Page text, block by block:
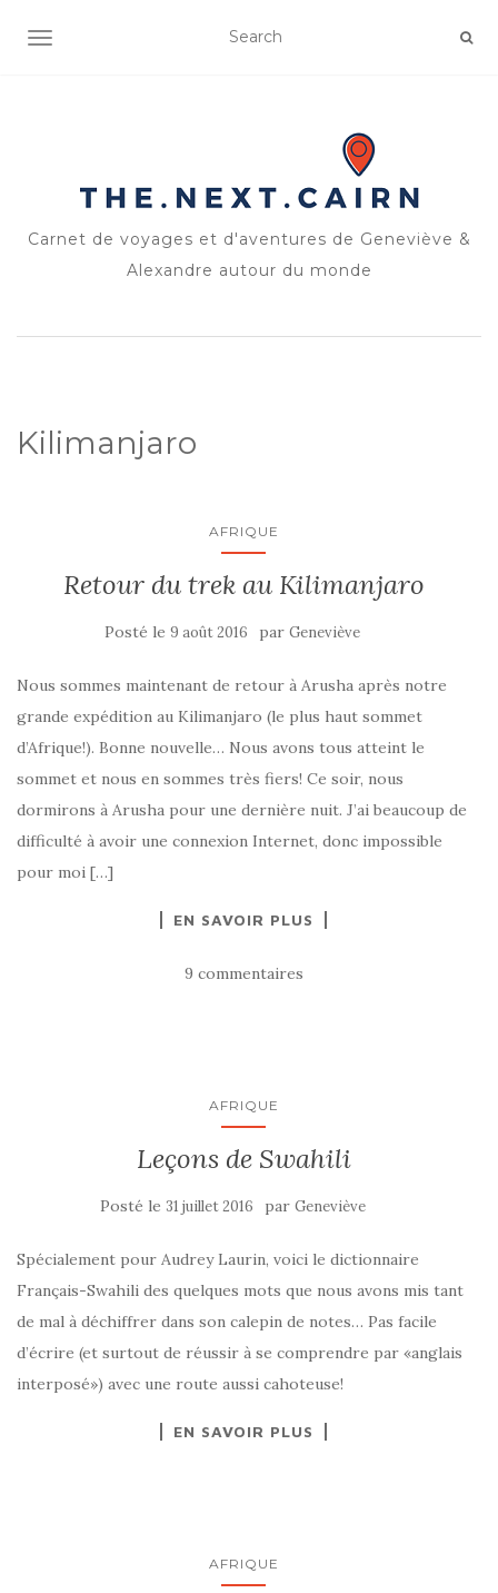
OUVRIR/FERMER LA NAVIGATION
Carnet de voyages et d'aventures de Geneviève &
Alexandre autour du monde
Kilimanjaro
AFRIQUE
Retour du trek au Kilimanjaro
Posté le 9 août 2016 par Geneviève
Nous sommes maintenant de retour à Arusha après notre
grande expédition au Kilimanjaro (le plus haut sommet
d’Afrique!). Bonne nouvelle… Nous avons tous atteint le
sommet et nous en sommes très fiers! Ce soir, nous
dormirons à Arusha pour une dernière nuit. J’ai beaucoup de
difficulté à avoir une connexion Internet, donc impossible
pour moi […]
EN SAVOIR PLUS
9 commentaires
AFRIQUE
Leçons de Swahili
Posté le 31 juillet 2016 par Geneviève
Spécialement pour Audrey Laurin, voici le dictionnaire
Français-Swahili des quelques mots que nous avons mis tant
de mal à déchiffrer dans son calepin de notes… Pas facile
d’écrire (et surtout de réussir à se comprendre par «anglais
interposé») avec une route aussi cahoteuse!
EN SAVOIR PLUS
AFRIQUE